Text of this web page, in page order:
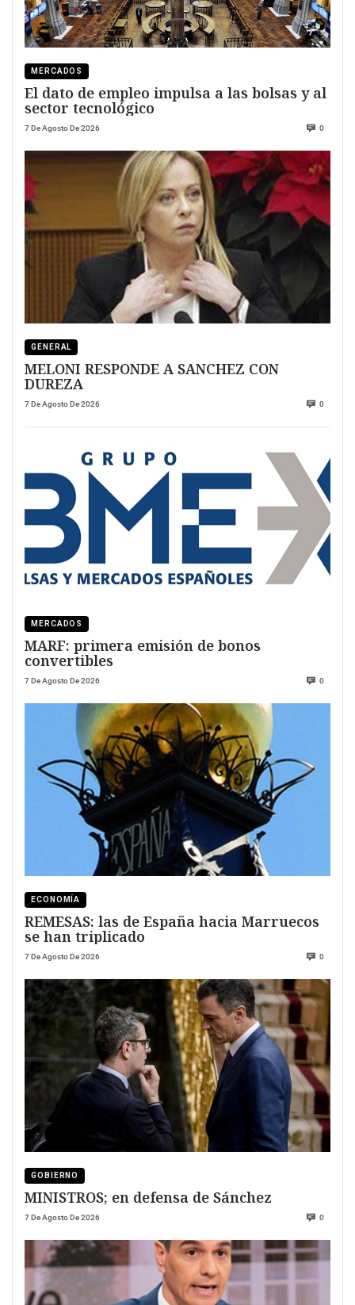
MERCADOS
El dato de empleo impulsa a las bolsas y al
sector tecnológico
7 De Agosto De 2026 0
GENERAL
MELONI RESPONDE A SANCHEZ CON
DUREZA
7 De Agosto De 2026 0
MERCADOS
MARF: primera emisión de bonos
convertibles
7 De Agosto De 2026 0
ECONOMÍA
REMESAS: las de España hacia Marruecos
se han triplicado
7 De Agosto De 2026 0
GOBIERNO
MINISTROS; en defensa de Sánchez
7 De Agosto De 2026 0